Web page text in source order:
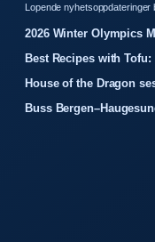
Lopende nyhetsoppdateringer
2026 Winter Olympics
Best Recipes with
House of the Dragon
Buss